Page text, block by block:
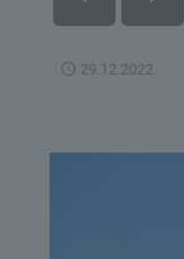
29.12.2022